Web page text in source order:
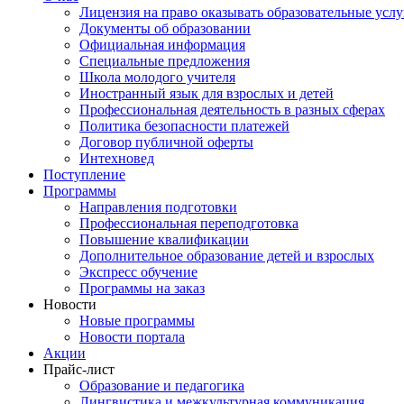
Лицензия на право оказывать образовательные
Документы об образовании
Официальная информация
Специальные предложения
Школа молодого учителя
Иностранный язык для взрослых и детей
Профессиональная деятельность в разных сферах
Политика безопасности платежей
Договор публичной оферты
Интехновед
Поступление
Программы
Направления подготовки
Профессиональная переподготовка
Повышение квалификации
Дополнительное образование детей и взрослых
Экспресс обучение
Программы на заказ
Новости
Новые программы
Новости портала
Акции
Прайс-лист
Образование и педагогика